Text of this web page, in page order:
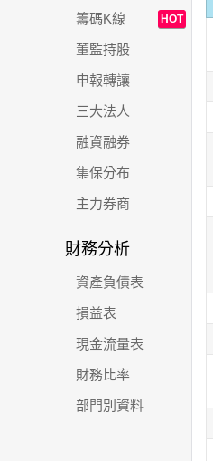
籌碼K線 HOT
董監持股
申報轉讓
三大法人
融資融券
集保分布
主力券商
財務分析
資產負債表
損益表
現金流量表
財務比率
部門別資料